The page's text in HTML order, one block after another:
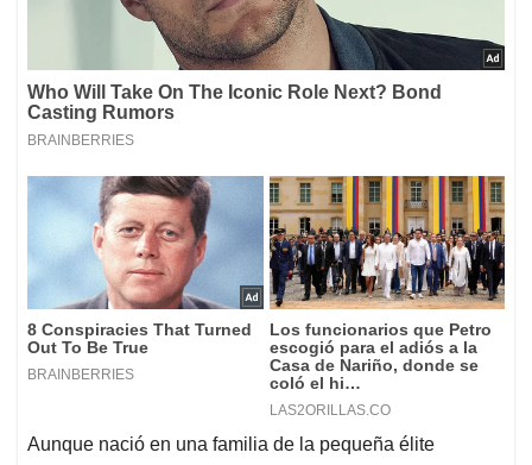
Aunque nació en una familia de la pequeña élite